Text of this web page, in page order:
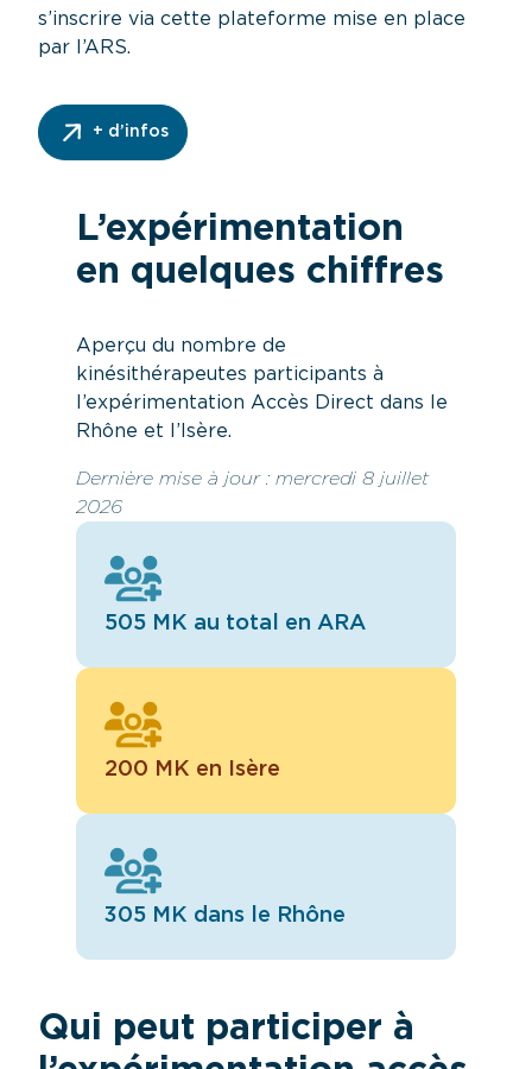
s’inscrire via cette plateforme mise en place
par l’ARS.
+ d’infos
L’expérimentation
en quelques chiffres
Aperçu du nombre de
kinésithérapeutes participants à
l’expérimentation Accès Direct dans le
Rhône et l’Isère.
Dernière mise à jour : mercredi 8 juillet
2026
505 MK au total en ARA
200 MK en Isère
305 MK dans le Rhône
Qui peut participer à